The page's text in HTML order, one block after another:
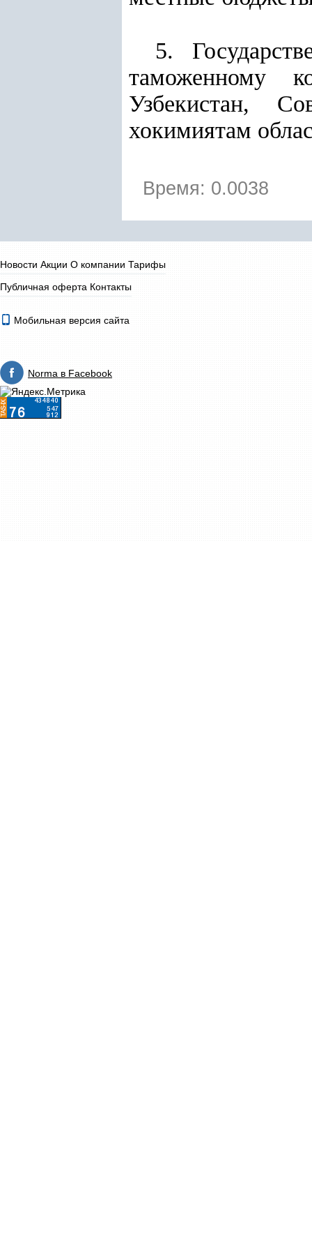
5.
таможенному
Узбекистан,
хокимиятам
Время: 0.0038
Новости Акции О компании Тарифы
Публичная оферта Контакты
Мобильная версия сайта
Norma в Facebook